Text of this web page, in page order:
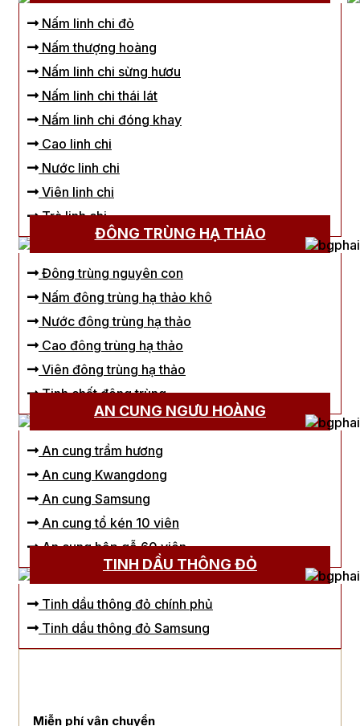
Nấm linh chi đỏ
Nấm thượng hoàng
Nấm linh chi sừng hươu
Nấm linh chi thái lát
Nấm linh chi đóng khay
Cao linh chi
Nước linh chi
Viên linh chi
Trà linh chi
ĐÔNG TRÙNG HẠ THẢO
Đông trùng nguyên con
Nấm đông trùng hạ thảo khô
Nước đông trùng hạ thảo
Cao đông trùng hạ thảo
Viên đông trùng hạ thảo
Tinh chất đông trùng
AN CUNG NGƯU HOÀNG
An cung trầm hương
An cung Kwangdong
An cung Samsung
An cung tổ kén 10 viên
An cung hộp gỗ 60 viên
TINH DẦU THÔNG ĐỎ
Tinh dầu thông đỏ chính phủ
Tinh dầu thông đỏ Samsung
Miễn phí vận chuyển